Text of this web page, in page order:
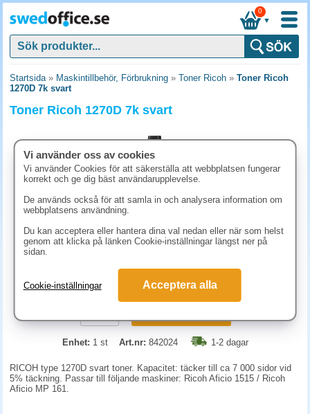
▼
0
Startsida» Maskintillbehör, Förbrukning » Toner Ricoh » Toner Ricoh
1270D 7k svart
Toner Ricoh 1270D 7k svart
398.80 kr (inkl. moms)
Enhet: 1 st Art.nr: 842024 1-2 dagar
RICOH type 1270D svart toner. Kapacitet: täcker till ca 7 000 sidor vid
5% täckning. Passar till följande maskiner: Ricoh Aficio 1515 / Ricoh
Aficio MP 161.
Vi använder oss av cookies
Vi använder Cookies för att säkerställa att webbplatsen fungerar
korrekt och ge dig bäst användarupplevelse.
De används också för att samla in och analysera information om
webbplatsens användning.
Du kan acceptera eller hantera dina val nedan eller när som helst
genom att klicka på länken Cookie-inställningar längst ner på
sidan.
Cookie-inställningar Acceptera alla